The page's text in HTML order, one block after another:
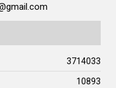
3714033
10893